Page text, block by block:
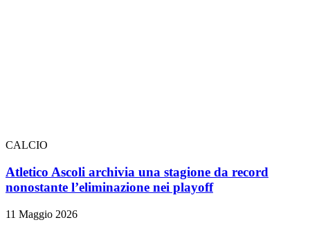
CALCIO
Atletico Ascoli archivia una stagione da record
nonostante l’eliminazione nei playoff
11 Maggio 2026